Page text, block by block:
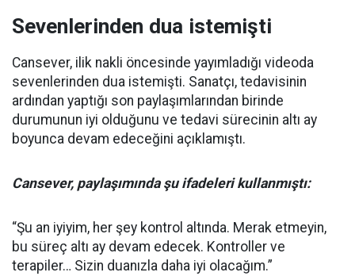
Sevenlerinden dua istemişti
Cansever, ilik nakli öncesinde yayımladığı videoda
sevenlerinden dua istemişti. Sanatçı, tedavisinin
ardından yaptığı son paylaşımlarından birinde
durumunun iyi olduğunu ve tedavi sürecinin altı ay
boyunca devam edeceğini açıklamıştı.
Cansever, paylaşımında şu ifadeleri kullanmıştı:
“Şu an iyiyim, her şey kontrol altında. Merak etmeyin,
bu süreç altı ay devam edecek. Kontroller ve
terapiler… Sizin duanızla daha iyi olacağım.”